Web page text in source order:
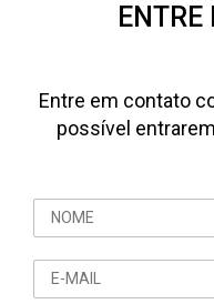
Entre em contato
possível